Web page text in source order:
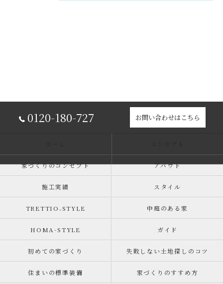
0120-180-727 お問い合わせはこちら
家づくりのコンセプト アバウト
施工実績 スタイル
TRETTIO₋STYLE 中庭のある家
HOMA-STYLE ガイド
初めての家づくり 失敗しない土地探しのコツ
住まいの標準装備 家づくりのすすめ方